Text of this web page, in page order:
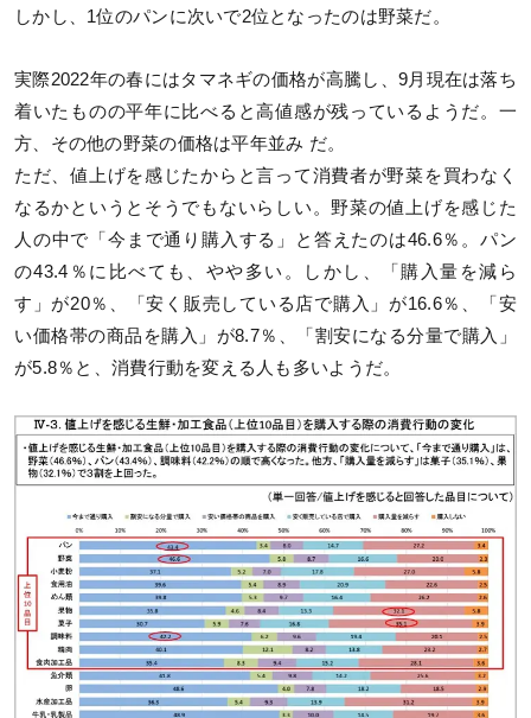
しかし、1位のパンに次いで2位となったのは野菜だ。
実際2022年の春にはタマネギの価格が高騰し、9月現在は落ち
着いたものの平年に比べると高値感が残っているようだ。一
方、その他の野菜の価格は平年並み だ。
ただ、値上げを感じたからと言って消費者が野菜を買わなく
なるかというとそうでもないらしい。野菜の値上げを感じた
人の中で「今まで通り購入する」と答えたのは46.6％。パン
の43.4％に比べても、やや多い。しかし、「購入量を減ら
す」が20％、「安く販売している店で購入」が16.6％、「安
い価格帯の商品を購入」が8.7％、「割安になる分量で購入」
が5.8％と、消費行動を変える人も多いようだ。